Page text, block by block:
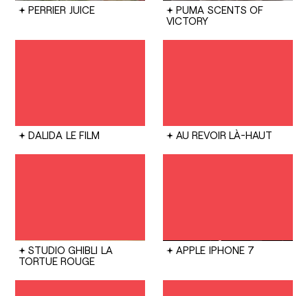
PERRIER JUICE PUMA SCENTS OF
VICTORY
DALIDA LE FILM AU REVOIR LÀ-HAUT
STUDIO GHIBLI LA
TORTUE ROUGE
APPLE IPHONE 7